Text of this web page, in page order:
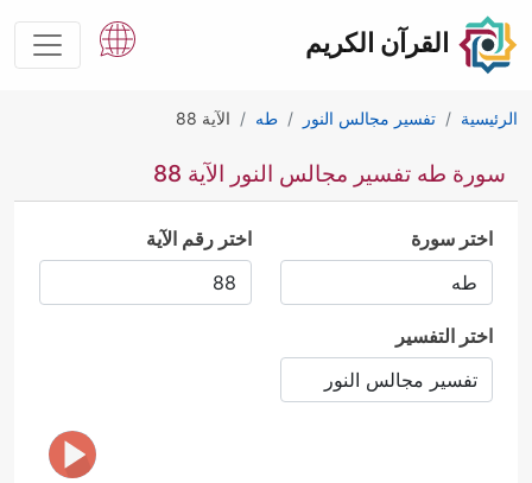
القرآن الكريم
الرئيسية تفسير مجالس النور طه الآية 88
سورة طه تفسير مجالس النور الآية 88
اختر سورة اختر رقم الآية
اختر التفسير